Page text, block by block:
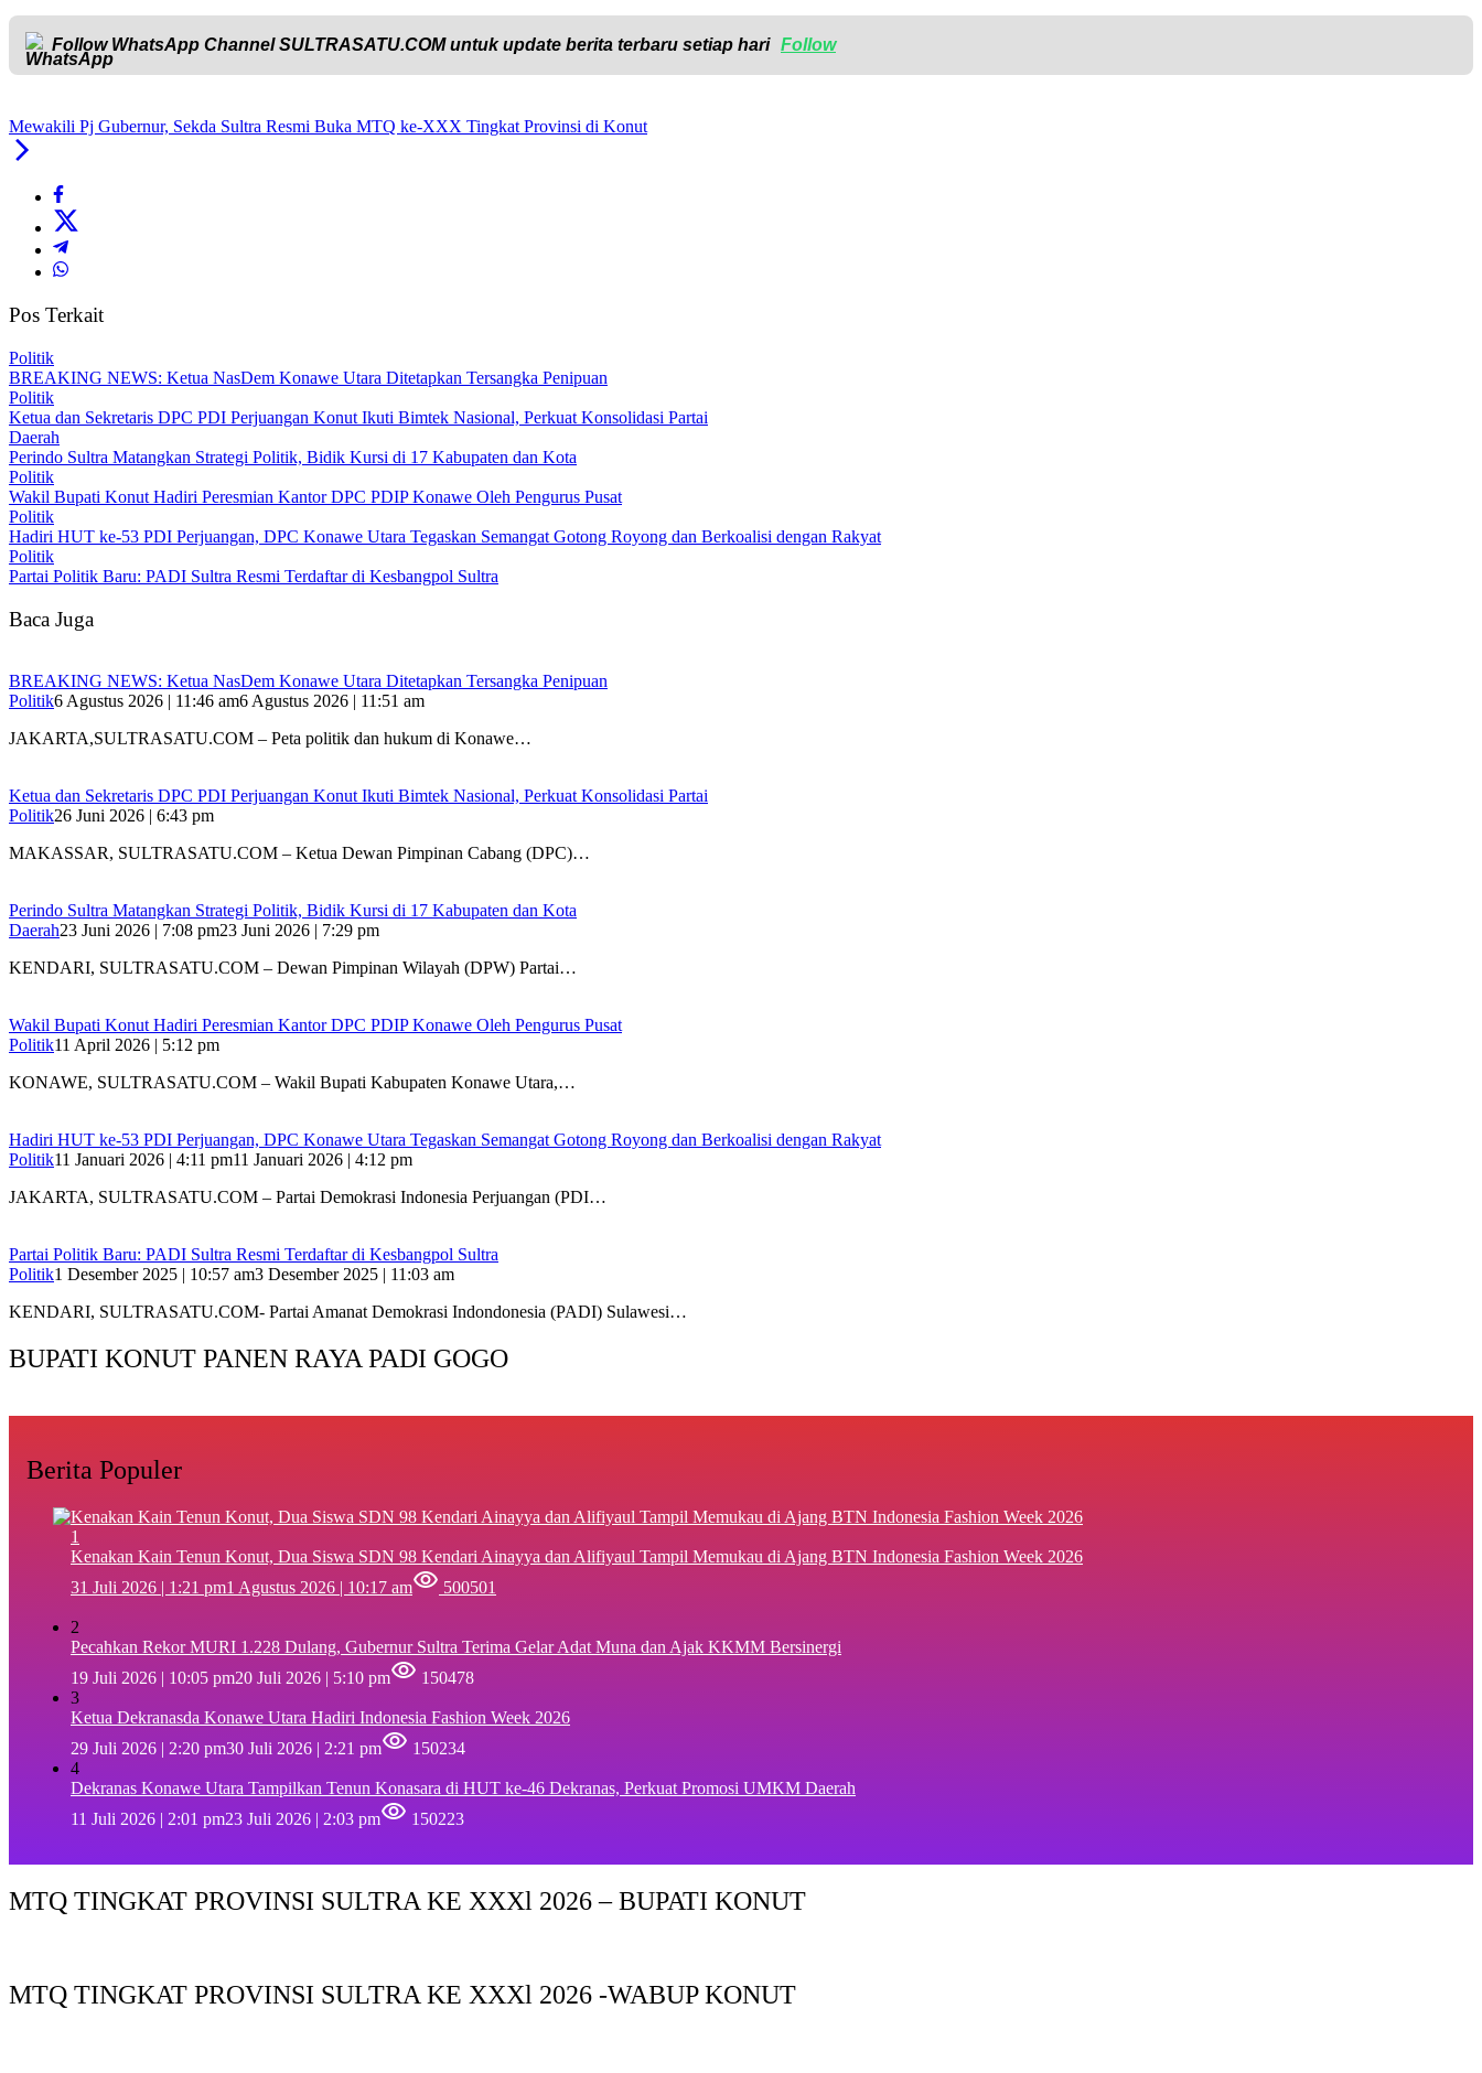
Follow WhatsApp ChannelSULTRASATU.COMuntuk update berita terbaru setiap hari Follow
Mewakili Pj Gubernur, Sekda Sultra Resmi Buka MTQ ke-XXX Tingkat Provinsi di Konut
Pos Terkait
Politik
BREAKING NEWS: Ketua NasDem Konawe Utara Ditetapkan Tersangka Penipuan
Politik
Ketua dan Sekretaris DPC PDI Perjuangan Konut Ikuti Bimtek Nasional, Perkuat Konsolidasi Partai
Daerah
Perindo Sultra Matangkan Strategi Politik, Bidik Kursi di 17 Kabupaten dan Kota
Politik
Wakil Bupati Konut Hadiri Peresmian Kantor DPC PDIP Konawe Oleh Pengurus Pusat
Politik
Hadiri HUT ke-53 PDI Perjuangan, DPC Konawe Utara Tegaskan Semangat Gotong Royong dan Berkoalisi dengan Rakyat
Politik
Partai Politik Baru: PADI Sultra Resmi Terdaftar di Kesbangpol Sultra
Baca Juga
BREAKING NEWS: Ketua NasDem Konawe Utara Ditetapkan Tersangka Penipuan
Politik6 Agustus 2026 | 11:46 am6 Agustus 2026 | 11:51 am
JAKARTA,SULTRASATU.COM – Peta politik dan hukum di Konawe…
Ketua dan Sekretaris DPC PDI Perjuangan Konut Ikuti Bimtek Nasional, Perkuat Konsolidasi Partai
Politik26 Juni 2026 | 6:43 pm
MAKASSAR, SULTRASATU.COM – Ketua Dewan Pimpinan Cabang (DPC)…
Perindo Sultra Matangkan Strategi Politik, Bidik Kursi di 17 Kabupaten dan Kota
Daerah23 Juni 2026 | 7:08 pm23 Juni 2026 | 7:29 pm
KENDARI, SULTRASATU.COM – Dewan Pimpinan Wilayah (DPW) Partai…
Wakil Bupati Konut Hadiri Peresmian Kantor DPC PDIP Konawe Oleh Pengurus Pusat
Politik11 April 2026 | 5:12 pm
KONAWE, SULTRASATU.COM – Wakil Bupati Kabupaten Konawe Utara,…
Hadiri HUT ke-53 PDI Perjuangan, DPC Konawe Utara Tegaskan Semangat Gotong Royong dan Berkoalisi dengan Rakyat
Politik11 Januari 2026 | 4:11 pm11 Januari 2026 | 4:12 pm
JAKARTA, SULTRASATU.COM – Partai Demokrasi Indonesia Perjuangan (PDI…
Partai Politik Baru: PADI Sultra Resmi Terdaftar di Kesbangpol Sultra
Politik1 Desember 2025 | 10:57 am3 Desember 2025 | 11:03 am
KENDARI, SULTRASATU.COM- Partai Amanat Demokrasi Indondonesia (PADI) Sulawesi…
BUPATI KONUT PANEN RAYA PADI GOGO
Berita Populer
1
‎Kenakan Kain Tenun Konut, Dua Siswa SDN 98 Kendari Ainayya dan Alifiyaul Tampil Memukau di Ajang BTN Indonesia Fashion Week 2026
31 Juli 2026 | 1:21 pm1 Agustus 2026 | 10:17 am 500501
2
Pecahkan Rekor MURI 1.228 Dulang, Gubernur Sultra Terima Gelar Adat Muna dan Ajak KKMM Bersinergi
19 Juli 2026 | 10:05 pm20 Juli 2026 | 5:10 pm
150478
3
Ketua Dekranasda Konawe Utara Hadiri Indonesia Fashion Week 2026
29 Juli 2026 | 2:20 pm30 Juli 2026 | 2:21 pm
150234
4
Dekranas Konawe Utara Tampilkan Tenun Konasara di HUT ke-46 Dekranas, Perkuat Promosi UMKM Daerah
11 Juli 2026 | 2:01 pm23 Juli 2026 | 2:03 pm 150223
MTQ TINGKAT PROVINSI SULTRA KE XXXl 2026 – BUPATI KONUT
MTQ TINGKAT PROVINSI SULTRA KE XXXl 2026 -WABUP KONUT